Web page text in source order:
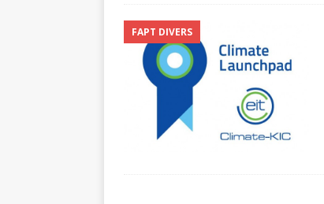
FAPT DIVERS